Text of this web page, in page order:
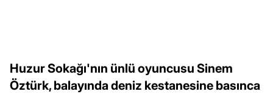
Huzur Sokağı'nın ünlü oyuncusu Sinem
Öztürk, balayında deniz kestanesine basınca